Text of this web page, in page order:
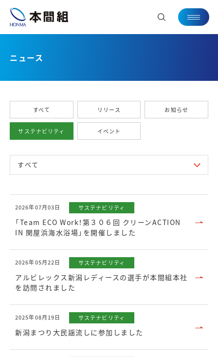
ニュース
すべて リリース お知らせ
サステナビリティ イベント
2026年07月03日 サステナビリティ
「Team ECO Work！第３０６回 クリーンACTION
IN 関屋浜海水浴場」を開催しました
2026年05月22日 サステナビリティ
アルビレックス新潟レディースの選手が本間組本社
を訪問されました
2025年08月19日 サステナビリティ
新潟まつり大民謡流しに参加しました